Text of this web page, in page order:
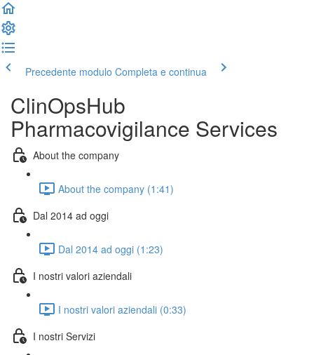
Precedente modulo Completa e continua
ClinOpsHub
Pharmacovigilance Services
About the company
About the company (1:41)
Dal 2014 ad oggi
Dal 2014 ad oggi (1:23)
I nostri valori aziendali
I nostri valori aziendali (0:33)
I nostri Servizi